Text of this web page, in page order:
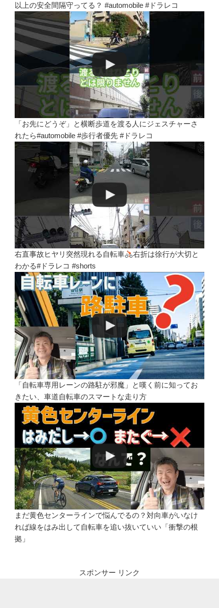
以上の安全間隔守ってる？ #automobile #ドラレコ
「お先にどうぞ」と横断歩道を渡る人にジェスチャーさ
れたら#automobile #歩行者優先 #ドラレコ
右直事故ヒヤリ突然現れる自転車
右折は徐行が大切と
わかる#ドラレコ #shorts
「自転車専用レーンの路駐が邪魔」と嘆く前に知ってお
きたい、車道自転車のスマートな走り方
まだ黄色センターラインで悩んでるの？対向車がいなけ
れば線をはみ出して自転車を追い抜いていい「衝撃の根
拠」
スポンサー リンク